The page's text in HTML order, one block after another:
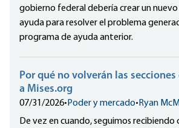
gobierno federal debería crear un
ayuda para resolver el problema
programa de ayuda anterior.
Por qué no volverán las
a Mises.org
07/31/2026• Poder y mercado• Ryan
De vez en cuando, seguimos recibiendo